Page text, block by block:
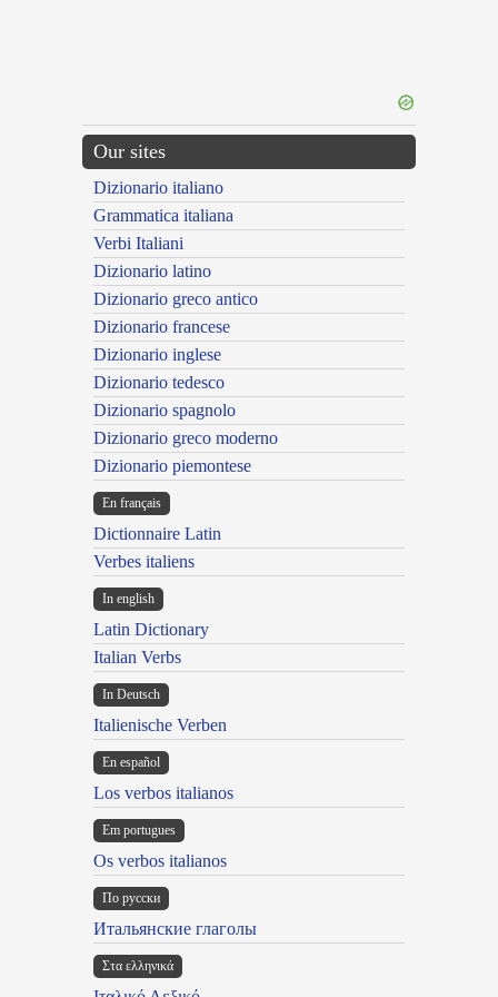
Our sites
Dizionario italiano
Grammatica italiana
Verbi Italiani
Dizionario latino
Dizionario greco antico
Dizionario francese
Dizionario inglese
Dizionario tedesco
Dizionario spagnolo
Dizionario greco moderno
Dizionario piemontese
En français
Dictionnaire Latin
Verbes italiens
In english
Latin Dictionary
Italian Verbs
In Deutsch
Italienische Verben
En español
Los verbos italianos
Em portugues
Os verbos italianos
По русски
Итальянские глаголы
Στα ελληνικά